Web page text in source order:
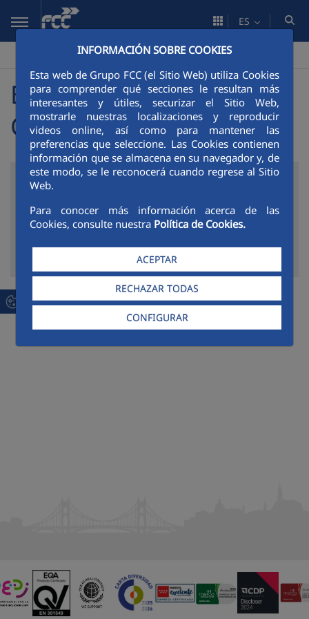
Saltar al contenido principal
INFORMACIÓN SOBRE COOKIES
Esta web de Grupo FCC (el Sitio Web) utiliza Cookies
para comprender qué secciones le resultan más
interesantes y útiles, securizar el Sitio Web,
mostrarle nuestras localizaciones y reproducir
videos online, así como para mantener las
preferencias que seleccione. Las Cookies contienen
información que se almacena en su navegador y, de
este modo, se le reconocerá cuando regrese al Sitio
Web.
Para conocer más información acerca de las
Cookies, consulte nuestra Política de Cookies.
ACEPTAR
RECHAZAR TODAS
CONFIGURAR
ES
>Publicaciones >Boletín de Centroamérica
Boletín de
Centroamérica
BUSCADOR
Modificar el valor del selector cargará otra página